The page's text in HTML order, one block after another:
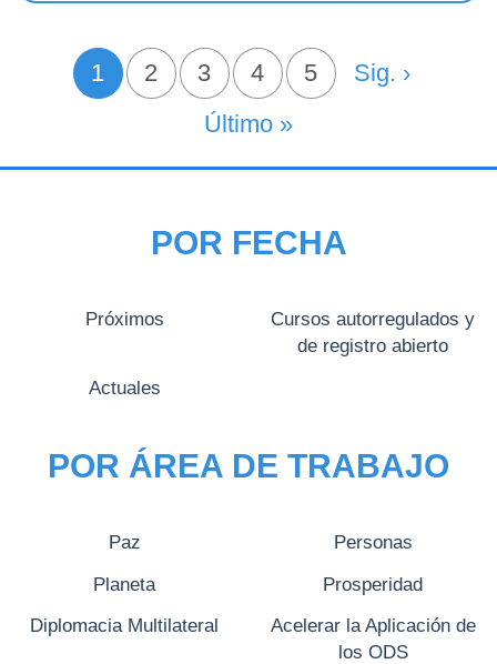
PAGINACIÓNPágina actual
1 Página
2 Página
3 Página
4 Página
5 Siguiente
Sig. ›
Última Página
Último »
POR FECHA
Próximos
Cursos autorregulados y
de registro abierto
Actuales
POR ÁREA DE TRABAJO
Paz Personas
Planeta Prosperidad
Diplomacia Multilateral
Acelerar la Aplicación de
los ODS